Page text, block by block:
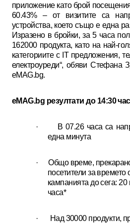
приложение като брой
60.43% – от визитите са
устройства, което също е една
Изразено в бройки, за 5 часа
162000 продукта, като на най-
категориите с IT предложения,
електроуреди“, обяви Стефана
eMAG.bg.
eMAG.bg резултати до 14:30
·
В 07.26 часа са
една минута
·
Общо време,
посетители за времето
кампанията до сега:
часа*
·
Над 30000 продукти,